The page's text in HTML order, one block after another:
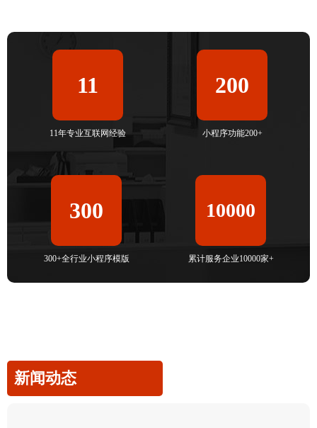
11
11年专业互联网经验
200
小程序功能200+
300
300+全行业小程序模版
10000
累计服务企业10000家+
新闻动态